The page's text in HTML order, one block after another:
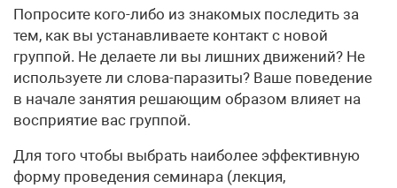
Попросите кого-либо из знакомых последить за
тем, как вы устанавливаете контакт с новой
группой. Не делаете ли вы лишних движений? Не
используете ли слова-паразиты? Ваше поведение
в начале занятия решающим образом влияет на
восприятие вас группой.
Для того чтобы выбрать наиболее эффективную
форму проведения семинара (лекция,